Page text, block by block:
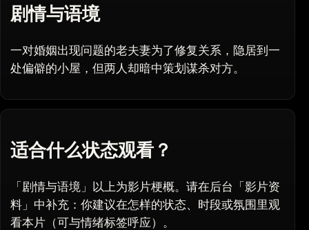
剧情与语境
一对婚姻出现问题的老夫妻为了修复关系，隐居到一
处偏僻的小屋，但两人却暗中策划谋杀对方。
适合什么状态观看？
「剧情与语境」以上为影片梗概。请在后台「影片资
料」中补充：你建议在怎样的状态、时段或氛围里观
看本片（可与情绪标签呼应）。